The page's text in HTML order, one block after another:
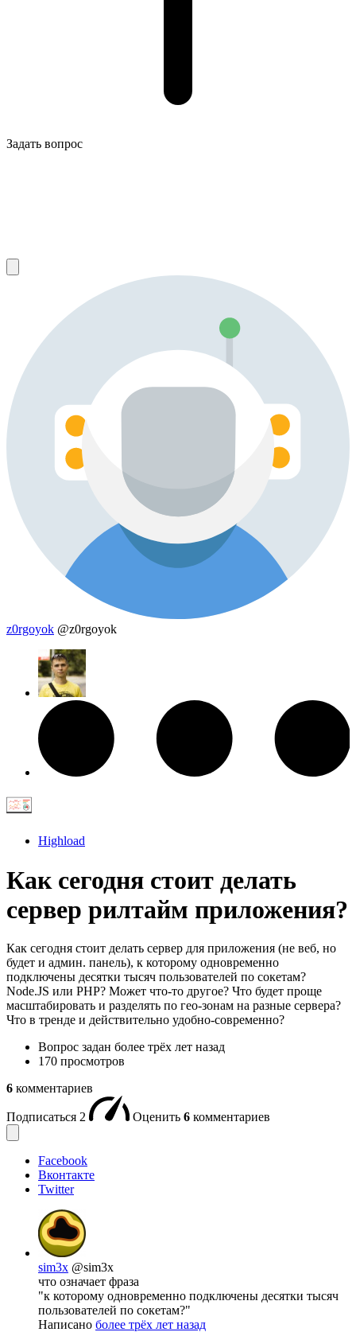
Задать вопрос
z0rgoyok @z0rgoyok
Highload
Как сегодня стоит делать
сервер рилтайм приложения?
Как сегодня стоит делать сервер для приложения (не веб, но
будет и админ. панель), к которому одновременно
подключены десятки тысяч пользователей по сокетам?
Node.JS или PHP? Может что-то другое? Что будет проще
масштабировать и разделять по гео-зонам на разные сервера?
Что в тренде и действительно удобно-современно?
Вопрос задан более трёх лет назад
170 просмотров
6 комментариев
Подписаться 2 Оценить 6 комментариев
Facebook
Вконтакте
Twitter
sim3x @sim3x
что означает фраза
"к которому одновременно подключены десятки тысяч
пользователей по сокетам?"
Написано более трёх лет назад